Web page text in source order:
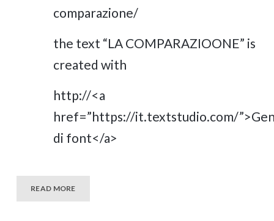
comparazione/
the text “LA COMPARAZIOONE” is
created with
http://<a
href=”https://it.textstudio.com/
di font</a>
READ MORE